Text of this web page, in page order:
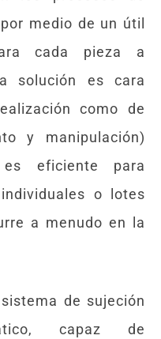
medio de un útil
cada pieza a
solución es cara
como de
y manipulación)
eficiente para
o lotes
a menudo en la
de sujeción
capaz de